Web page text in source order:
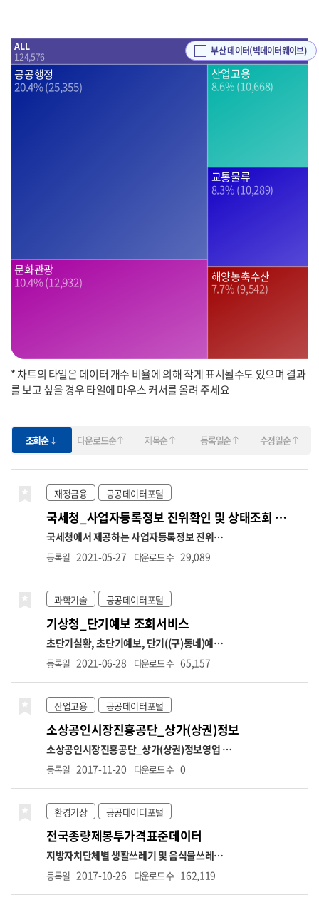
부산 데이터(빅데이터웨이브)
공공행정
20.4% (25,355)
문화관광
10.4% (12,932)
산업고용
8.6% (10,668)
교통물류
8.3% (10,289)
해양농축수산
7.7% (9,542)
ALL
124,576
* 차트의 타일은 데이터 개수 비율에 의해 작게 표시될수도 있으며 결과
를 보고 싶을 경우 타일에 마우스 커서를 올려 주세요
조회순 다운로드순 제목순 등록일순 수정일순
재정금융 공공데이터포털
국세청_사업자등록정보 진위확인 및 상태조회 서비스
국세청에서 제공하는 사업자등록정보 진위확인
및 사업자등록 상태조회 API 서비스입니다. (진
위확인) 사업자등록번호, 개업일자, 대표자명
일치하는지 진위여부 확인 (상태조회) 사업자등
록번호만으로 해당 번호의 사업자 운영상태(휴
업, 폐업), 과세유형(일반, 과세, 면세), 폐업일
자 정보 조회 (호출허용건수) 1회 100건, 1일
100만건 제한 (테스트) 공공데이터포털 → 정보
공유 → 공지사항 → "[국세청]사업자등록정보
진위확인 및 상태조회 서비스 오픈API 개방 안
내" → 오픈API 테스트 링크 ※ 국세청에 등록
된 사업자등록정보와 30분 주기로 업데이트 됨
(신규 개업자는 1~2일 소요)
등록일 2021-05-27 다운로드 수 29,089
과학기술 공공데이터포털
기상청_단기예보 조회서비스
초단기실황, 초단기예보, 단기((구)동네)예보,
예보버전 정보를 조회하는 서비스입니다. 초단
기실황정보는 예보 구역에 대한 대표 AWS 관측
예보를, 단기예보는 예보기간을 글피까지 확장
및 예보단위를 상세화(3시간→1시간)하여 시공
간적으로 세분화한 예보를 제공합니다. 단기예
보는 예보기간과 구역을 시·공간적으로 세분화
하여 발표하는 예보입니다. 지역별 시간별 차이
로 인한 수요자의 불편을 최소화하기 위해 전국
을 5km*5km 간격의 격자로 나누어 읍, 면, 동
단위의 행정구역 중심으로 상세한 날씨를 제공
합니다.
등록일 2021-06-28 다운로드 수 65,157
산업고용 공공데이터포털
소상공인시장진흥공단_상가(상권)정보
소상공인시장진흥공단_상가(상권)정보영업 중
인 전국 상가업소 데이터를 제공합니다.
명, 업종코드, 업종명, 지번주소, 도로명주소,
류 : 표준산업분류 기반 업종분류
계: 대분류(10개), 중분류(75개), 소분류(247
개)3. 표준산업분류 : 10차-표준산업분류는 업
종분류 정제에 따라 상권업종분류 연계표와 상
이할 수 있음자세한 사항은 소상공인 365 공지
사항에서 확인하시기 바랍니
다.https://bigdata.sbiz.or.kr/#/notice/267352041576902656
등록일 2017-11-20 다운로드 수 0
환경기상 공공데이터포털
전국종량제봉투가격표준데이터
지방자치단체별 생활쓰레기 및 음식물쓰레기
종량제 봉투 가격에 대한 정보 *항목명: 시도명,
시군구명,종량제봉투종류,종량제봉투처리방
등록일 2017-10-26 다운로드 수 162,119